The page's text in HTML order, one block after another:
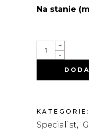
Na stanie
DUALSENSES
SCALP
SPECIALIST
LOTON
ŁAGODZĄCY
150ML
-
+
KATEGORIE:
Specialist,